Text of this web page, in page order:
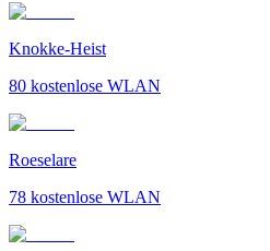
Knokke-Heist
80 kostenlose WLAN
Roeselare
78 kostenlose WLAN